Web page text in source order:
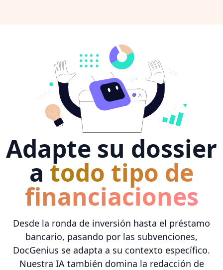
Adapte su dossier
a todo tipo de
financiaciones
Desde la ronda de inversión hasta el préstamo
bancario, pasando por las subvenciones,
DocGenius se adapta a su contexto específico.
Nuestra IA también domina la redacción de